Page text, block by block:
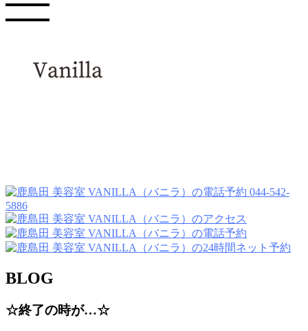
044-542-
5886
BLOG
☆終了の時が…☆